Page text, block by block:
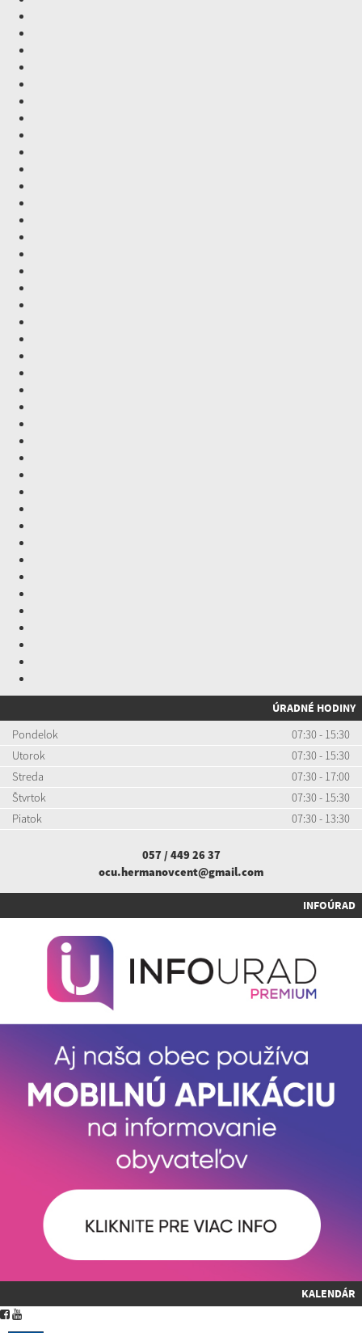
ÚRADNÉ HODINY
Pondelok
07:30 - 15:30
Utorok
07:30 - 15:30
Streda
07:30 - 17:00
Štvrtok
07:30 - 15:30
Piatok
07:30 - 13:30
057 / 449 26 37
ocu.hermanovcent@gmail.com
INFOÚRAD
KALENDÁR